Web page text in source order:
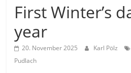
First Winter’s
year
20. November 2025 Karl Pölz
Pudlach